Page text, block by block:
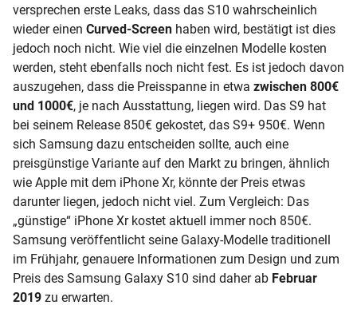
versprechen erste Leaks, dass das S10 wahrscheinlich
wieder einen Curved-Screen haben wird, bestätigt ist dies
jedoch noch nicht. Wie viel die einzelnen Modelle kosten
werden, steht ebenfalls noch nicht fest. Es ist jedoch davon
auszugehen, dass die Preisspanne in etwa zwischen 800€
und 1000€, je nach Ausstattung, liegen wird. Das S9 hat
bei seinem Release 850€ gekostet, das S9+ 950€. Wenn
sich Samsung dazu entscheiden sollte, auch eine
preisgünstige Variante auf den Markt zu bringen, ähnlich
wie Apple mit dem iPhone Xr, könnte der Preis etwas
darunter liegen, jedoch nicht viel. Zum Vergleich: Das
„günstige“ iPhone Xr kostet aktuell immer noch 850€.
Samsung veröffentlicht seine Galaxy-Modelle traditionell
im Frühjahr, genauere Informationen zum Design und zum
Preis des Samsung Galaxy S10 sind daher ab Februar
2019 zu erwarten.